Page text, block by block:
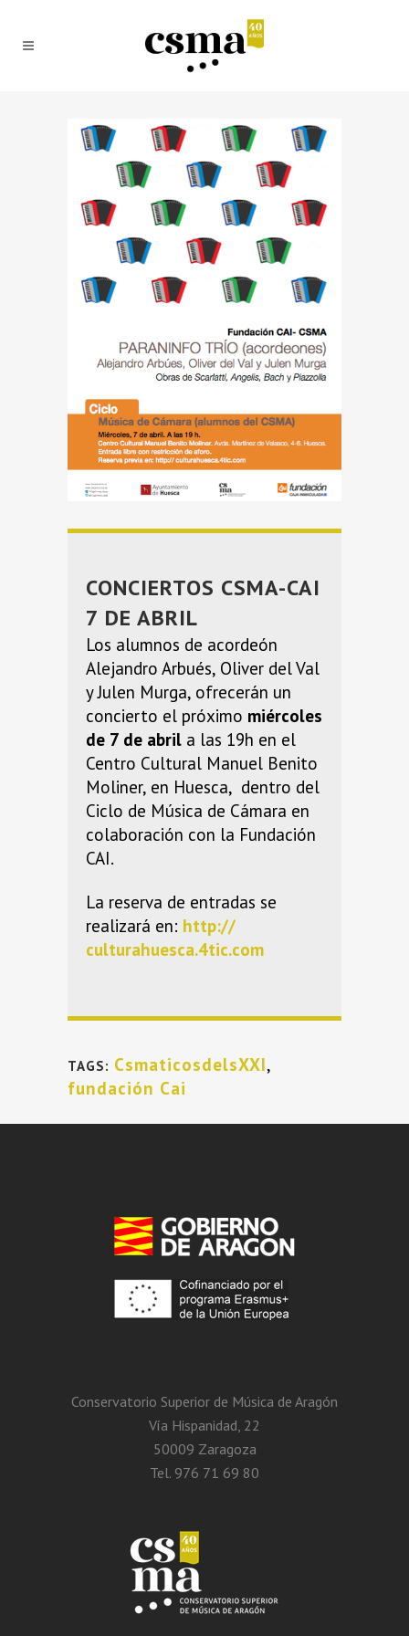
CONCIERTOS CSMA-CAI
7 DE ABRIL
Los alumnos de acordeón
Alejandro Arbués, Oliver del Val
y Julen Murga, ofrecerán un
concierto el próximo miércoles
de 7 de abril a las 19h en el
Centro Cultural Manuel Benito
Moliner, en Huesca, dentro del
Ciclo de Música de Cámara en
colaboración con la Fundación
CAI.
La reserva de entradas se
realizará en: http://
culturahuesca.4tic.com
TAGS: CsmaticosdelsXXI,
fundación Cai
Conservatorio Superior de Música de Aragón
Vía Hispanidad, 22
50009 Zaragoza
Tel. 976 71 69 80